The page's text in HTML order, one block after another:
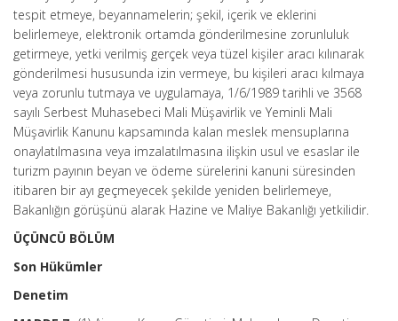
tespit etmeye, beyannamelerin; şekil, içerik ve eklerini
belirlemeye, elektronik ortamda gönderilmesine zorunluluk
getirmeye, yetki verilmiş gerçek veya tüzel kişiler aracı kılınarak
gönderilmesi hususunda izin vermeye, bu kişileri aracı kılmaya
veya zorunlu tutmaya ve uygulamaya, 1/6/1989 tarihli ve 3568
sayılı Serbest Muhasebeci Mali Müşavirlik ve Yeminli Mali
Müşavirlik Kanunu kapsamında kalan meslek mensuplarına
onaylatılmasına veya imzalatılmasına ilişkin usul ve esaslar ile
turizm payının beyan ve ödeme sürelerini kanuni süresinden
itibaren bir ayı geçmeyecek şekilde yeniden belirlemeye,
Bakanlığın görüşünü alarak Hazine ve Maliye Bakanlığı yetkilidir.
ÜÇÜNCÜ BÖLÜM
Son Hükümler
Denetim